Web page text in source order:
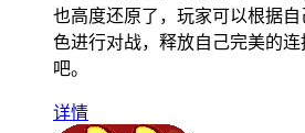
也高度还原了，玩家可以根据
色进行对战，释放自己完美的
吧。
详情